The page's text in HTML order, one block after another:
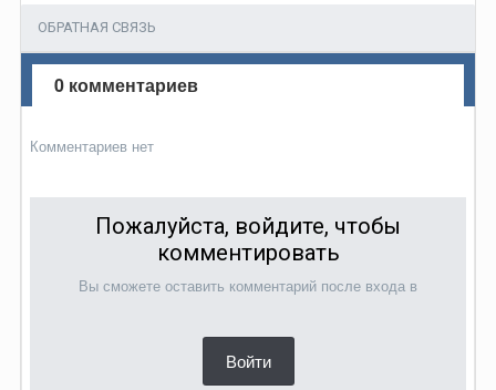
ОБРАТНАЯ СВЯЗЬ
0 комментариев
Комментариев нет
Пожалуйста, войдите, чтобы
комментировать
Вы сможете оставить комментарий после входа в
Войти